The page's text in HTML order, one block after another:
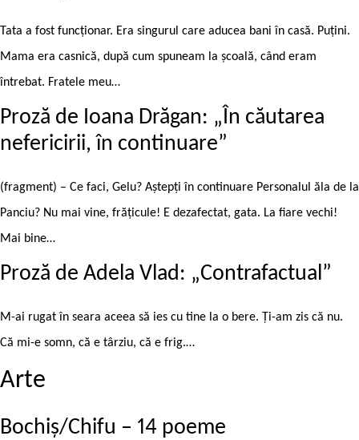
Tata a fost funcționar. Era singurul care aducea bani în casă. Puțini.
Mama era casnică, după cum spuneam la școală, când eram
întrebat. Fratele meu…
Proză de Ioana Drăgan: „În căutarea
nefericirii, în continuare”
(fragment) – Ce faci, Gelu? Aștepți în continuare Personalul ăla de la
Panciu? Nu mai vine, frățicule! E dezafectat, gata. La fiare vechi!
Mai bine…
Proză de Adela Vlad: „Contrafactual”
M-ai rugat în seara aceea să ies cu tine la o bere. Ți-am zis că nu.
Că mi-e somn, că e târziu, că e frig.…
Arte
Bochiș/Chifu – 14 poeme